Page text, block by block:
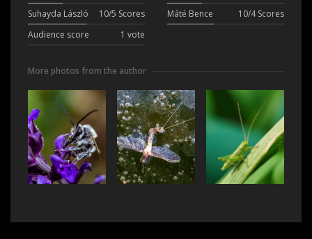
Suhayda László
10/5 Scores Máté Bence
10/4 Scores
Audience score
1 vote
More photos from the author